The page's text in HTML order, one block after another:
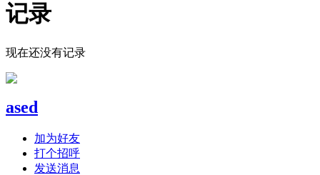
记录
现在还没有记录
ased
加为好友
打个招呼
发送消息